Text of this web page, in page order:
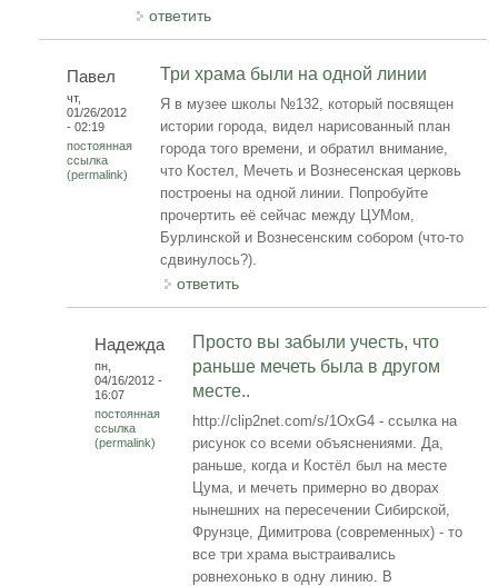
ответить
Павел
чт,
01/26/2012
- 02:19
постоянная
ссылка
(permalink)
Три храма были на одной линии
Я в музее школы №132, который посвящен
истории города, видел нарисованный план
города того времени, и обратил внимание,
что Костел, Мечеть и Вознесенская церковь
построены на одной линии. Попробуйте
прочертить её сейчас между ЦУМом,
Бурлинской и Вознесенским собором (что-то
сдвинулось?).
ответить
Надежда
пн,
04/16/2012 -
16:07
постоянная
ссылка
(permalink)
Просто вы забыли учесть, что
раньше мечеть была в другом
месте..
http://clip2net.com/s/1OxG4 - ссылка на
рисунок со всеми объяснениями. Да,
раньше, когда и Костёл был на месте
Цума, и мечеть примерно во дворах
нынешних на пересечении Сибирской,
Фрунзце, Димитрова (современных) - то
все три храма выстраивались
ровнехонько в одну линию. В